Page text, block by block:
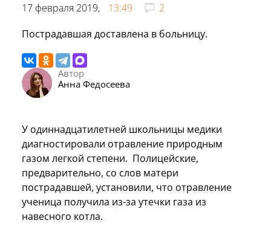
17 февраля 2019, 13:49
2
Пострадавшая доставлена в больницу.
Автор
Анна Федосеева
У одиннадцатилетней школьницы медики
диагностировали отравление природным
газом легкой степени. Полицейские,
предварительно, со слов матери
пострадавшей, установили, что отравление
ученица получила из-за утечки газа из
навесного котла.